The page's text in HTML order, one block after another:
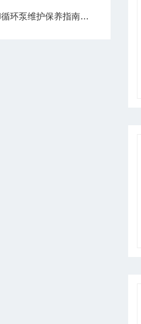
保养指南：延长设备寿命的10个关键步骤